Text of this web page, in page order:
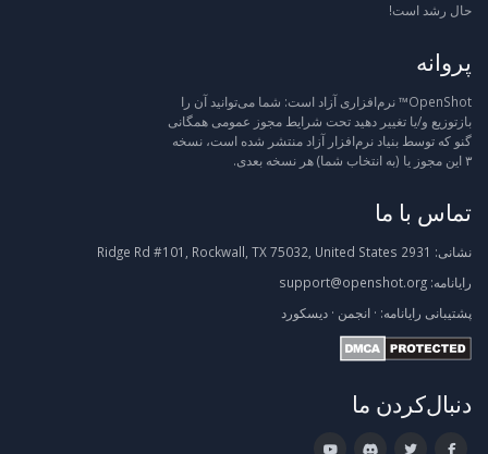
حال رشد است!
پروانه
OpenShot™ نرم‌افزاری آزاد است: شما می‌توانید آن را
بازتوزیع و/یا تغییر دهید تحت شرایط مجوز عمومی همگانی
گنو که توسط بنیاد نرم‌افزار آزاد منتشر شده است، نسخه
۳ این مجوز یا (به انتخاب شما) هر نسخه بعدی.
تماس با ما
نشانی:
رایانامه: support@openshot.org
پشتیبانی رایانامه: · انجمن · دیسکورد
دنبال‌کردن ما